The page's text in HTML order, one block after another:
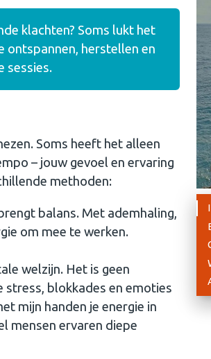
klachten? Soms lukt het
ontspannen, herstellen en
sessies.
Soms heeft het alleen
– jouw gevoel en ervaring
methoden:
balans. Met ademhaling,
om mee te werken.
welzijn. Het is geen
stress, blokkades en emoties
mijn handen je energie in
mensen ervaren diepe